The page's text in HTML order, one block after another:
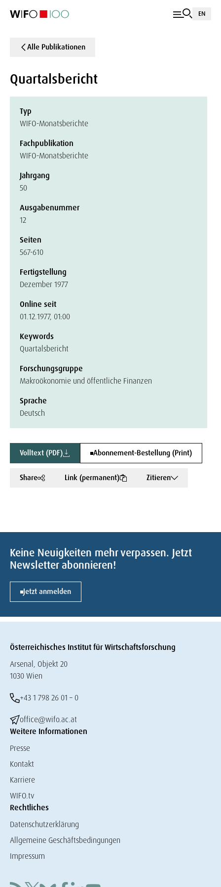
EN
Alle Publikationen
Quartalsbericht
Typ
WIFO-Monatsberichte
Fachpublikation
WIFO-Monatsberichte
Jahrgang
50
Ausgabenummer
12
Seiten
567-610
Fertigstellung
Dezember 1977
Online seit
01.12.1977, 01:00
Keywords
Quartalsbericht
Forschungsgruppe
Makroökonomie und öffentliche Finanzen
Sprache
Deutsch
Volltext (PDF) Abonnement-Bestellung (Print)
Share Link (permanent) Zitieren
Keine Neuigkeiten mehr verpassen. Jetzt
Newsletter abonnieren!
Jetzt anmelden
Österreichisches Institut für Wirtschaftsforschung
Arsenal, Objekt 20
1030 Wien
+43 1 798 26 01 – 0
office@wifo.ac.at
Weitere Informationen
Presse
Kontakt
Karriere
WIFO.tv
Rechtliches
Datenschutzerklärung
Allgemeine Geschäftsbedingungen
Impressum